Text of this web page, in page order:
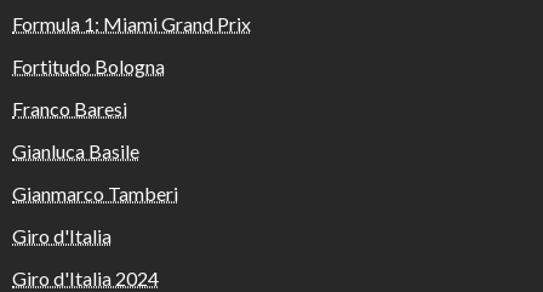
Formula 1: Miami Grand Prix
Fortitudo Bologna
Franco Baresi
Gianluca Basile
Gianmarco Tamberi
Giro d'Italia
Giro d'Italia 2024